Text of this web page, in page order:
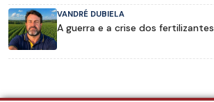
VANDRÉ DUBIELA
A guerra e a crise dos fertilizantes